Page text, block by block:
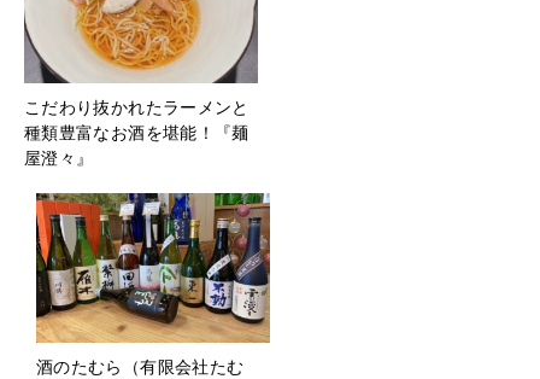
こだわり抜かれたラーメンと
種類豊富なお酒を堪能！『麺
屋澄々』
酒のたむら（有限会社たむ